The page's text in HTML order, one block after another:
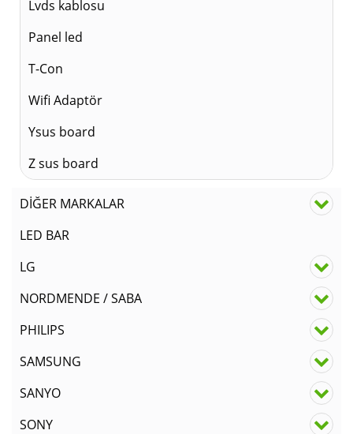
Lvds kablosu
Panel led
T-Con
Wifi Adaptör
Ysus board
Z sus board
DİĞER MARKALAR
LED BAR
LG
NORDMENDE / SABA
PHILIPS
SAMSUNG
SANYO
SONY